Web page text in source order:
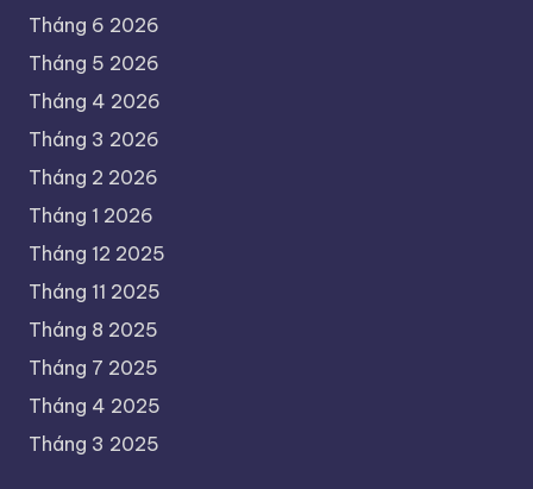
Tháng 6 2026
Tháng 5 2026
Tháng 4 2026
Tháng 3 2026
Tháng 2 2026
Tháng 1 2026
Tháng 12 2025
Tháng 11 2025
Tháng 8 2025
Tháng 7 2025
Tháng 4 2025
Tháng 3 2025